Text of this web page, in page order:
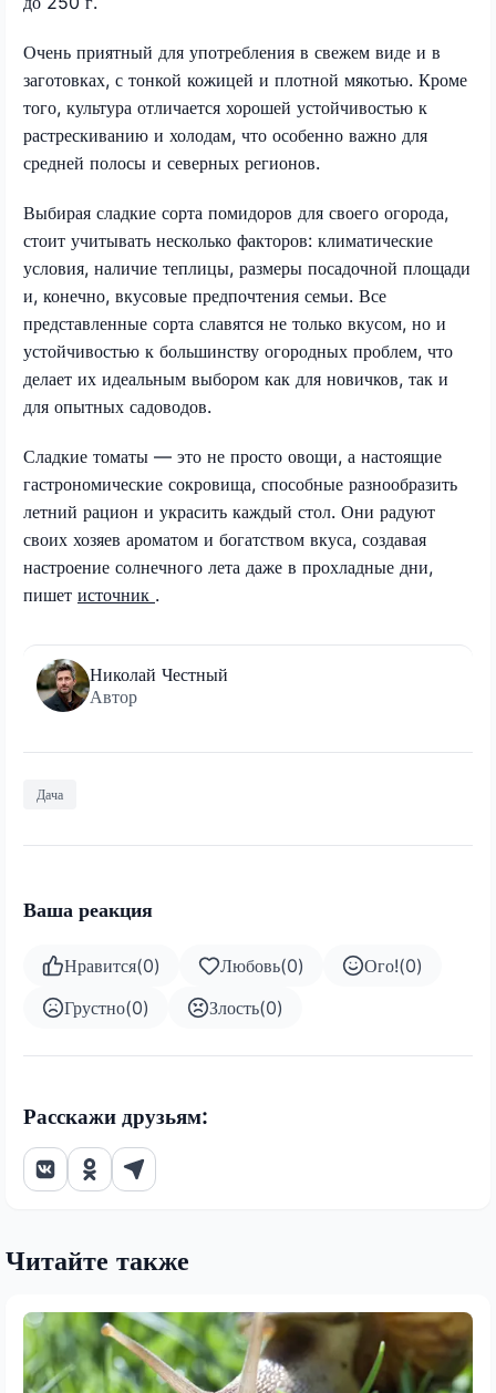
Очень приятный для употребления в свежем виде и в
заготовках, с тонкой кожицей и плотной мякотью. Кроме
того, культура отличается хорошей устойчивостью к
растрескиванию и холодам, что особенно важно для
средней полосы и северных регионов.
Выбирая сладкие сорта помидоров для своего огорода,
стоит учитывать несколько факторов: климатические
условия, наличие теплицы, размеры посадочной площади
и, конечно, вкусовые предпочтения семьи. Все
представленные сорта славятся не только вкусом, но и
устойчивостью к большинству огородных проблем, что
делает их идеальным выбором как для новичков, так и
для опытных садоводов.
Сладкие томаты — это не просто овощи, а настоящие
гастрономические сокровища, способные разнообразить
летний рацион и украсить каждый стол. Они радуют
своих хозяев ароматом и богатством вкуса, создавая
настроение солнечного лета даже в прохладные дни,
пишет источник .
Николай Честный
Автор
Дача
Ваша реакция
Нравится(0) Любовь(0) Ого!(0)
Грустно(0) Злость(0)
Расскажи друзьям:
Читайте также